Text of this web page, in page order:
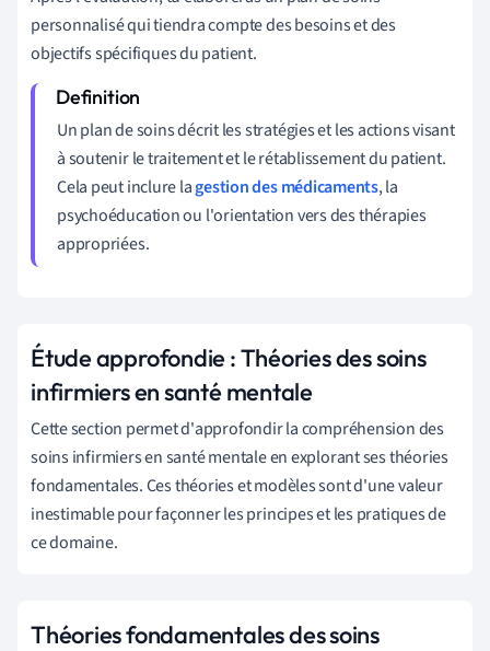
personnalisé qui tiendra compte des besoins et des
objectifs spécifiques du patient.
Un plan de soins décrit les stratégies et les actions visant
à soutenir le traitement et le rétablissement du patient.
Cela peut inclure lagestion des médicaments, la
psychoéducation ou l'orientation vers des thérapies
appropriées.
Étude approfondie : Théories des soins
infirmiers en santé mentale
Cette section permet d'approfondir la compréhension des
soins infirmiers en santé mentale en explorant ses théories
fondamentales. Ces théories et modèles sont d'une valeur
inestimable pour façonner les principes et les pratiques de
ce domaine.
Théories fondamentales des soins